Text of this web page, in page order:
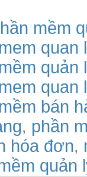
mềm
quan
quản
quan
bán
, phần
hóa đơn,
quản